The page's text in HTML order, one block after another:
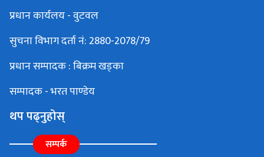
प्रधान कार्यलय - वुटवल
सुचना विभाग दर्ता नं: 2880-2078/79
प्रधान सम्पादक : बिक्रम खड्का
सम्पादक - भरत पाण्डेय
थप पढ्नुहोस्
सम्पर्क